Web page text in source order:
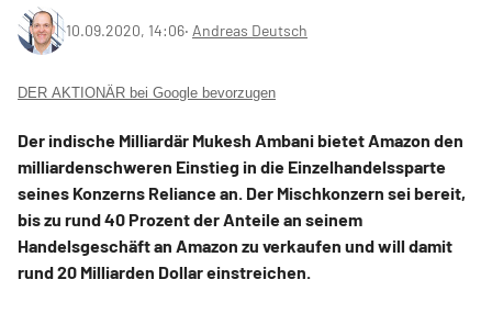
10.09.2020, 14:06‧ Andreas Deutsch
DER AKTIONÄR bei Google bevorzugen
Der indische Milliardär Mukesh Ambani bietet Amazon den
milliardenschweren Einstieg in die Einzelhandelssparte
seines Konzerns Reliance an. Der Mischkonzern sei bereit,
bis zu rund 40 Prozent der Anteile an seinem
Handelsgeschäft an Amazon zu verkaufen und will damit
rund 20 Milliarden Dollar einstreichen.